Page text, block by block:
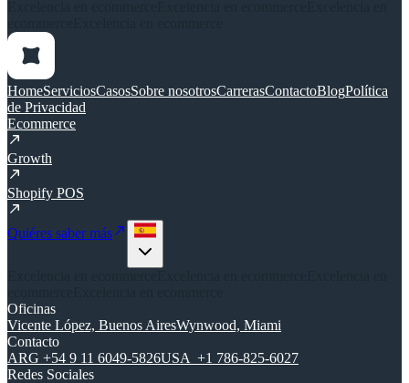
HomeServiciosCasosSobre nosotrosCarrerasContactoBlogPolítica
de Privacidad
Ecommerce
Growth
Shopify POS
Quiéres saber más
Oficinas
Vicente López, Buenos AiresWynwood, Miami
Contacto
ARG +54 9 11 6049-5826USA +1 786-825-6027
Redes Sociales